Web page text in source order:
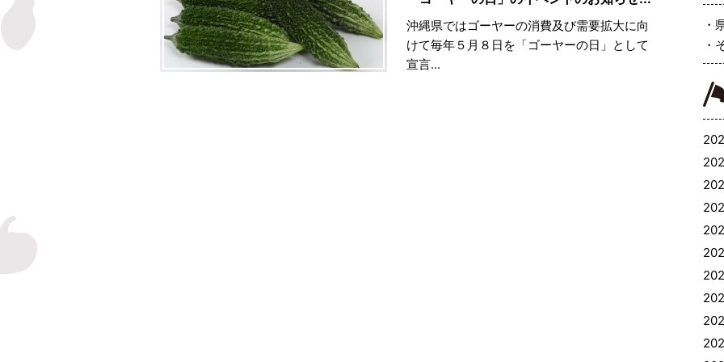
沖縄県ではゴーヤーの消費及び需要拡大に向
けて毎年５月８日を「ゴーヤーの日」として
宣言...